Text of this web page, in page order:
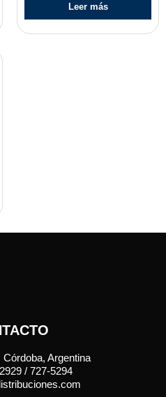
Leer más
Argentina
/ 727-5294